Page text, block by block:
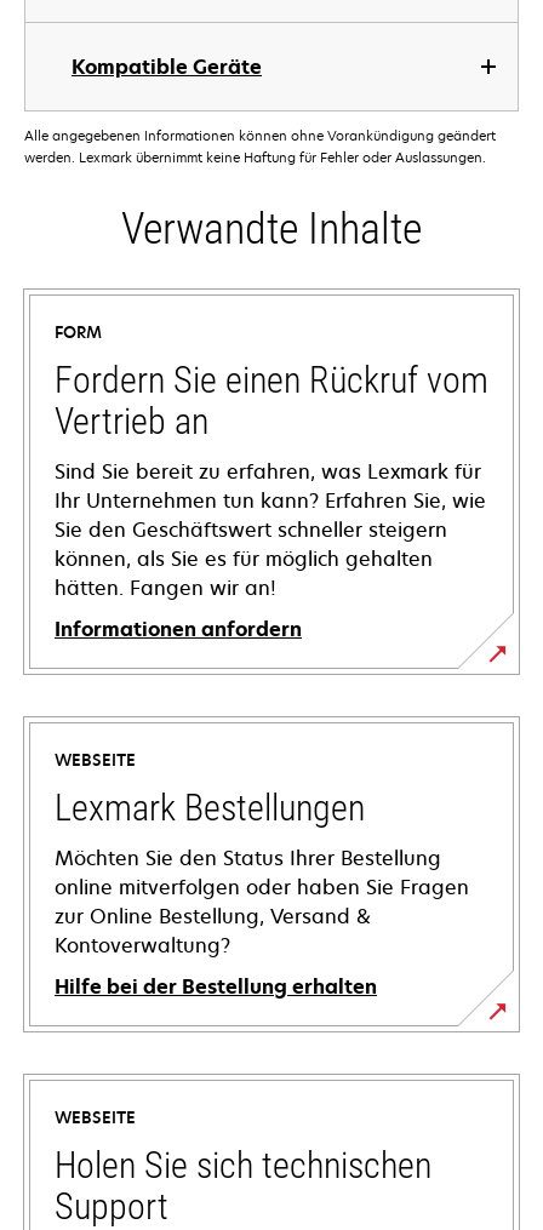
Kompatible Geräte
Alle angegebenen Informationen können ohne Vorankündigung geändert
werden. Lexmark übernimmt keine Haftung für Fehler oder Auslassungen.
Verwandte Inhalte
FORM
Fordern Sie einen Rückruf vom
Vertrieb an
Sind Sie bereit zu erfahren, was Lexmark für
Ihr Unternehmen tun kann? Erfahren Sie, wie
Sie den Geschäftswert schneller steigern
können, als Sie es für möglich gehalten
hätten. Fangen wir an!
Informationen anfordern
WEBSEITE
Lexmark Bestellungen
Möchten Sie den Status Ihrer Bestellung
online mitverfolgen oder haben Sie Fragen
zur Online Bestellung, Versand &
Kontoverwaltung?
Hilfe bei der Bestellung erhalten
WEBSEITE
Holen Sie sich technischen
Support